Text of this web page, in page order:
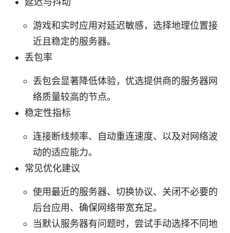
游戏和实时应用对延迟敏感，选择地理位置接
近且稳定的服务器。
丢包率
丢包会显著降低体验，优选提供商的服务器网
络质量较高的节点。
稳定性指标
连接断线频率、自动重连速度、以及对网络波
动的适应能力。
常见优化建议
使用最近的服务器、切换协议、关闭不必要的
后台应用、确保网络带宽充足。
当默认服务器有问题时，尝试手动选择不同地